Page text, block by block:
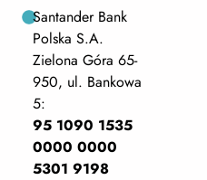
Santander Bank
Polska S.A.
Zielona Góra 65-
950, ul. Bankowa
5:
95 1090 1535
0000 0000
5301 9198